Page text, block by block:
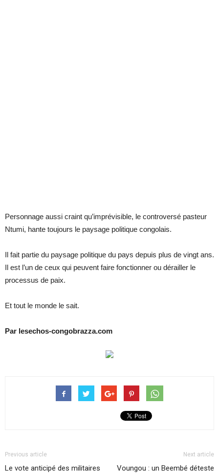
Personnage aussi craint qu’imprévisible, le controversé pasteur
Ntumi, hante toujours le paysage politique congolais.
Il fait partie du paysage politique du pays depuis plus de vingt ans.
Il est l’un de ceux qui peuvent faire fonctionner ou dérailler le
processus de paix.
Et tout le monde le sait.
Par lesechos-congobrazza.com
Previous article
Le vote anticipé des militaires
Next article
Voungou : un Beembé déteste